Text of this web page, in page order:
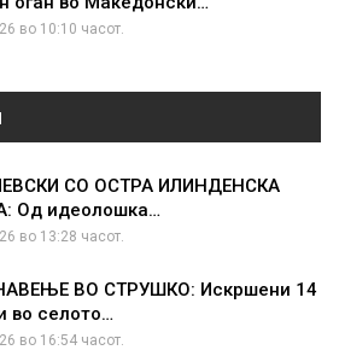
во 10:10 часот.
СО ОСТРА ИЛИНДЕНСКА
Од идеолошка…
во 13:28 часот.
ВО СТРУШКО: Искршени 14
во селото…
во 16:54 часот.